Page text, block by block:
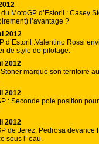
du MotoGP d’Estoril : Casey
l’avantage ?
2012
d’Estoril :Valentino Rossi
de style de pilotage.
2012
marque son territoire
2012
: Seconde pole position
2012
de Jerez, Pedrosa devance
sous l’ eau.